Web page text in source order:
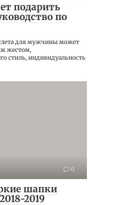
подарить
по
для мужчины может
жестом,
стиль, индивидуальность
0
шапки
2019